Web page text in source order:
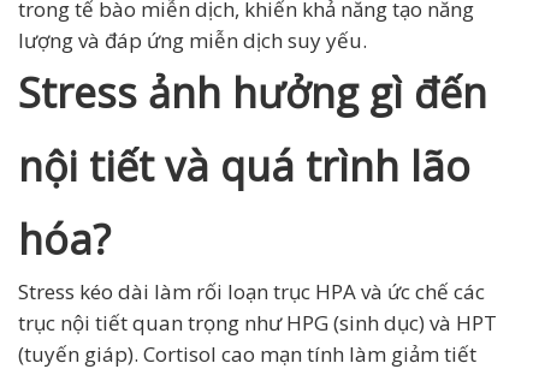
trong tế bào miễn dịch, khiến khả năng tạo năng
lượng và đáp ứng miễn dịch suy yếu.
Stress ảnh hưởng gì đến
nội tiết và quá trình lão
hóa?
Stress kéo dài làm rối loạn trục HPA và ức chế các
trục nội tiết quan trọng như HPG (sinh dục) và HPT
(tuyến giáp). Cortisol cao mạn tính làm giảm tiết